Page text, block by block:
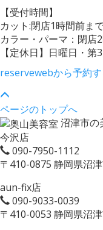
【受付時間】
カット:閉店1時間前ま
カラー・パーマ：閉店
【定休日】日曜日・第
reservewebから予約す
ページのトップへ
沼津市の
今沢店
090-7950-1112
〒410-0875 静岡県沼
aun-fix店
090-9033-0039
〒410-0053 静岡県沼